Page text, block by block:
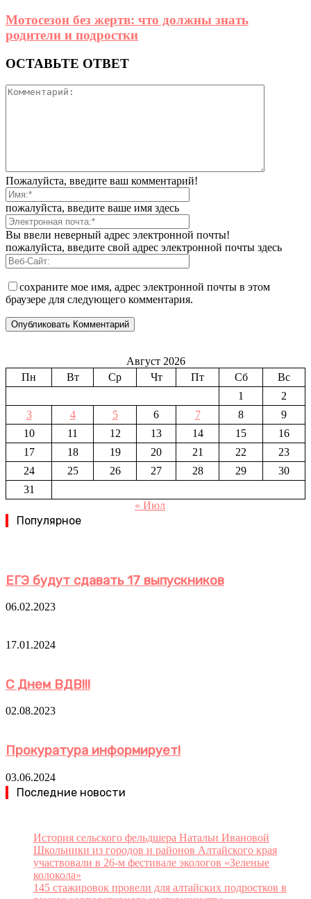
Мотосезон без жертв: что должны знать
родители и подростки
ОСТАВЬТЕ ОТВЕТ
Пожалуйста, введите ваш комментарий!
пожалуйста, введите ваше имя здесь
Вы ввели неверный адрес электронной почты!
пожалуйста, введите свой адрес электронной почты здесь
сохраните мое имя, адрес электронной почты в этом
браузере для следующего комментария.
Август 2026
Пн
Вт Ср Чт Пт Сб
Вс
1
2
3
4 5 6 7 8
9
10
11 12 13 14 15
16
17
18 19 20 21 22
23
24
25 26 27 28 29
30
31
« Июл
Популярное
ЕГЭ будут сдавать 17 выпускников
06.02.2023
17.01.2024
С Днем ВДВ!!!
02.08.2023
Прокуратура информирует!
03.06.2024
Последние новости
История сельского фельдшера Натальи Ивановой
Школьники из городов и районов Алтайского края
участвовали в 26-м фестивале экологов «Зеленые
колокола»
145 стажировок провели для алтайских подростков в